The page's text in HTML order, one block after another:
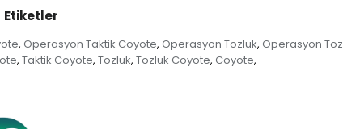
Etiketler
, Operasyon Taktik Coyote, Operasyon Tozluk, Operasyon
, Taktik Coyote, Tozluk, Tozluk Coyote, Coyote,